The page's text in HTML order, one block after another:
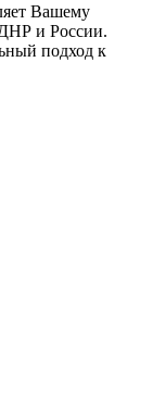
Вашему
и России.
подход к